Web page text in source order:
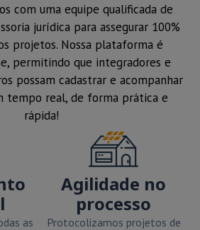
com uma equipe qualificada de
jurídica para assegurar 100%
projetos. Nossa plataforma é
permitindo que integradores e
possam cadastrar e acompanhar
tempo real, de forma prática e
rápida!
as
Agilidade no
processo
Protocolizamos projetos de